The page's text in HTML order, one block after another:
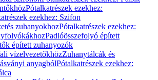
Pótalkatrészek ezekhez:
ezekhez: Szifon
zuhanyokhozPótalkatrészek ezekhez:
Padlóösszefolyó épített
épített zuhanyozók
vízelvezetőkhözZuhanytálcák és
anyagbólPótalkatrészek ezekhez: